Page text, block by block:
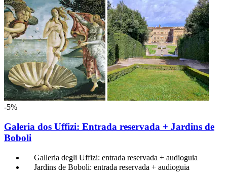
-5%
Galeria dos Uffizi: Entrada reservada + Jardins de
Boboli
Galleria degli Uffizi: entrada reservada + audioguia
Jardins de Boboli: entrada reservada + audioguia